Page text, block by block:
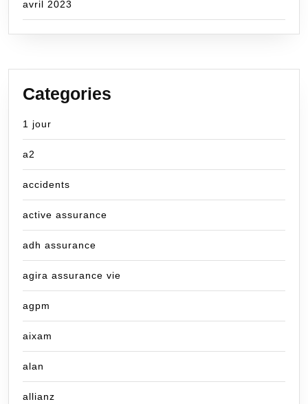
avril 2023
Categories
1 jour
a2
accidents
active assurance
adh assurance
agira assurance vie
agpm
aixam
alan
allianz